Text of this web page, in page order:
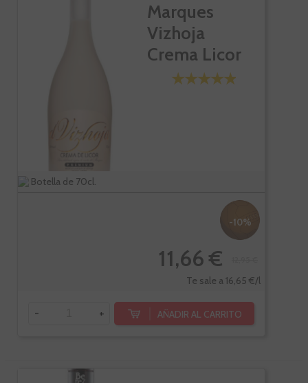
Marques
Vizhoja
Crema Licor
Botella de 70cl.
-10%
11,66 €
Te sale a 16,65 €/l
- + AÑADIR AL CARRITO